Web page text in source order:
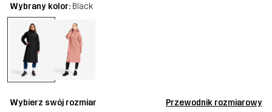
Wybrany kolor: Black
Wybierz swój rozmiar Przewodnik rozmiarowy